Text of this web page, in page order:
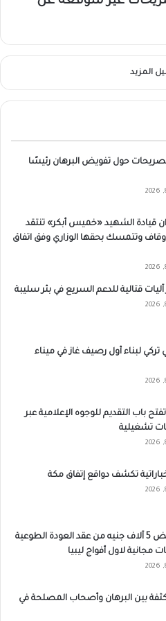
المزيد
حول تفويض البرهان رئيسًا
قيادة الشهيد «خميس أبكر» تنتقد
وتتمسك بحقها الوزاري وفق اتفاق
قتالية للدعم السريع في بئر سليبة
تركي لبناء أول رصيف غاز في ميناء
سودانية 24 تفتح باب التقديم للوجوه الإعلامية عبر
تشغيلية
تكشف دواقع إتفاق مكة
العزيزية تخفض 5 آلاف جنيه من عقد العودة الطوعية
بين البرهان وأصحاب المصلحة في